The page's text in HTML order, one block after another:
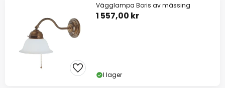
Vägglampa Boris av mässing
1 557,00 kr
I lager